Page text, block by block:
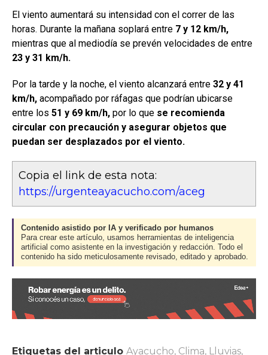
El viento aumentará su intensidad con el correr de las
horas. Durante la mañana soplará entre 7 y 12 km/h,
mientras que al mediodía se prevén velocidades de entre
23 y 31 km/h.
Por la tarde y la noche, el viento alcanzará entre 32 y 41
km/h, acompañado por ráfagas que podrían ubicarse
entre los 51 y 69 km/h, por lo que se recomienda
circular con precaución y asegurar objetos que
puedan ser desplazados por el viento.
Copia el link de esta nota:
https://urgenteayacucho.com/aceg
Contenido asistido por IA y verificado por humanos
Para crear este artículo, usamos herramientas de inteligencia
artificial como asistente en la investigación y redacción. Todo el
contenido ha sido meticulosamente revisado, editado y aprobado.
Etiquetas del articulo Ayacucho, Clima, Lluvias,